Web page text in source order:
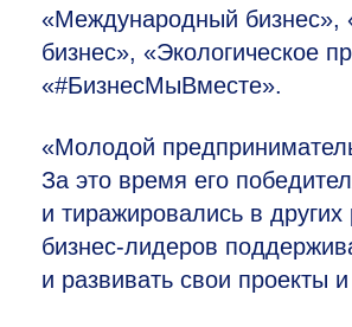
«Международный бизнес»,
бизнес», «Экологическое
«#БизнесМыВместе».
«Молодой
За это время его
и тиражировались в
бизнес-лидеров
и развивать свои проекты